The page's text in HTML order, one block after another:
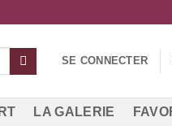
SE CONNECTER
LA GALERIE